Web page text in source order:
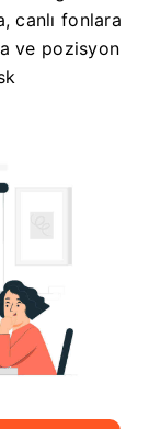
canlı fonlara
ve pozisyon